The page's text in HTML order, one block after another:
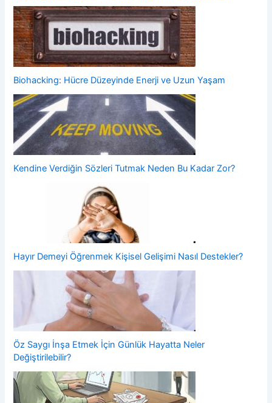
Biohacking: Hücre Düzeyinde Enerji ve Uzun Yaşam
Kendine Verdiğin Sözleri Tutmak Neden Bu Kadar Zor?
Hayır Demeyi Öğrenmek Kişisel Gelişimi Nasıl Destekler?
Öz Saygı İnşa Etmek İçin Günlük Hayatta Neler
Değiştirilebilir?